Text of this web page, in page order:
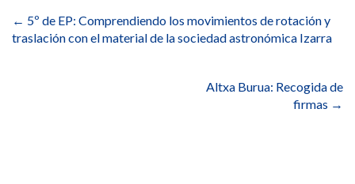
de
entradas
← 5º de EP: Comprendiendo los movimientos de rotación y
traslación con el material de la sociedad astronómica Izarra
Altxa Burua: Recogida de
firmas →